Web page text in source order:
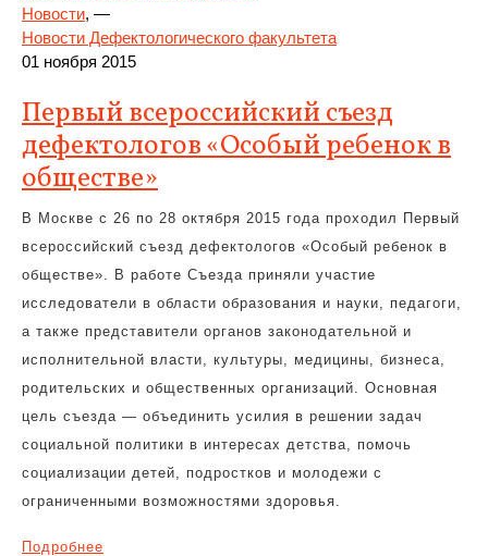
Новости, —
Новости Дефектологического факультета
01 ноября 2015
Первый всероссийский съезд
дефектологов «Особый ребенок в
обществе»
В Москве с 26 по 28 октября 2015 года проходил Первый
всероссийский съезд дефектологов «Особый ребенок в
обществе». В работе Съезда приняли участие
исследователи в области образования и науки, педагоги,
а также представители органов законодательной и
исполнительной власти, культуры, медицины, бизнеса,
родительских и общественных организаций. Основная
цель съезда — объединить усилия в решении задач
социальной политики в интересах детства, помочь
социализации детей, подростков и молодежи с
ограниченными возможностями здоровья.
Подробнее